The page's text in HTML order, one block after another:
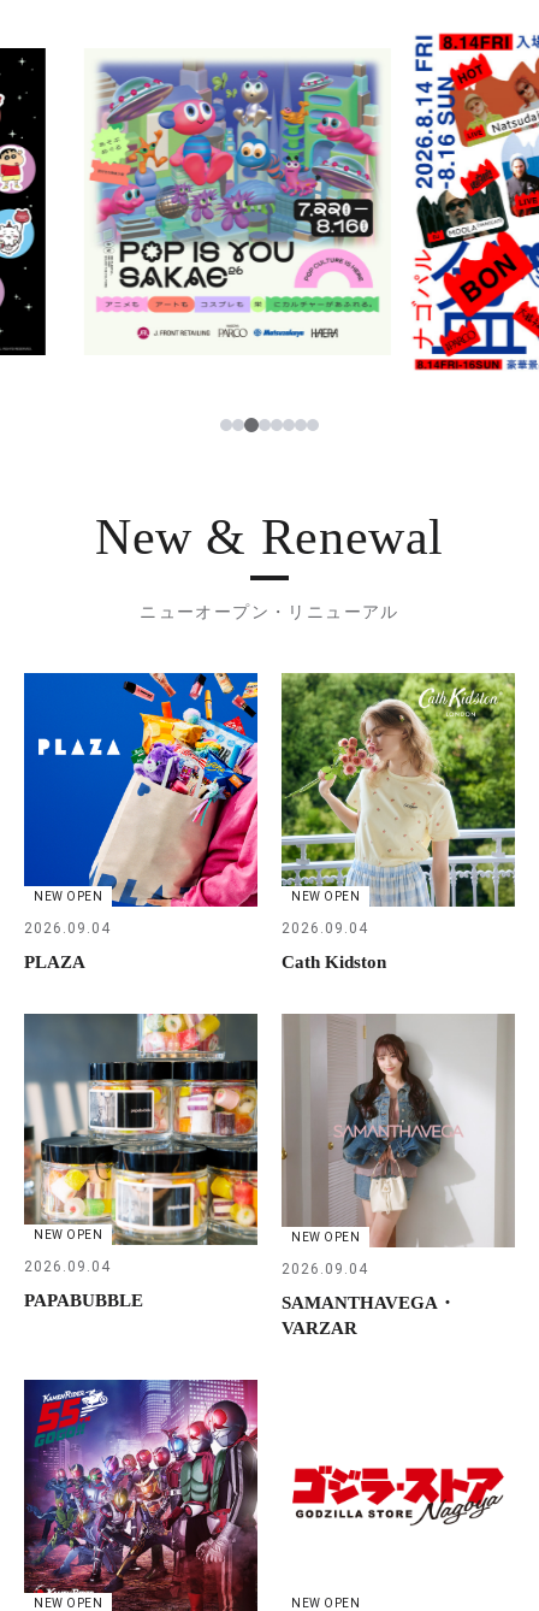
レストラン・カフェ
TAX FREE
PARCOメンバーズ
ภาษาไทย
日本語
1234567
New & Renewal
ニューオープン・リニューアル
NEW OPEN
2026.09.04
PLAZA
NEW OPEN
2026.09.04
Cath Kidston
NEW OPEN
2026.09.04
PAPABUBBLE
NEW OPEN
2026.09.04
SAMANTHAVEGA・
VARZAR
NEW OPEN NEW OPEN